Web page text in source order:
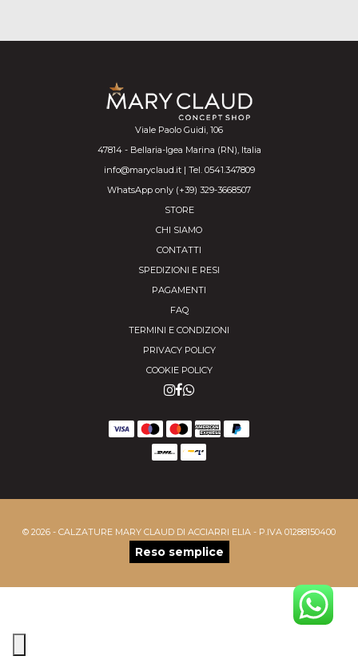
Viale Paolo Guidi, 106
47814 - Bellaria-Igea Marina (RN), Italia
info@maryclaud.it | Tel. 0541.347809
WhatsApp only (+39) 329-3668507
STORE
CHI SIAMO
CONTATTI
SPEDIZIONI E RESI
PAGAMENTI
FAQ
TERMINI E CONDIZIONI
PRIVACY POLICY
COOKIE POLICY
© 2026 - CALZATURE MARY CLAUD DI ACCIARRI ELIA - P.IVA 01288150400
Reso semplice